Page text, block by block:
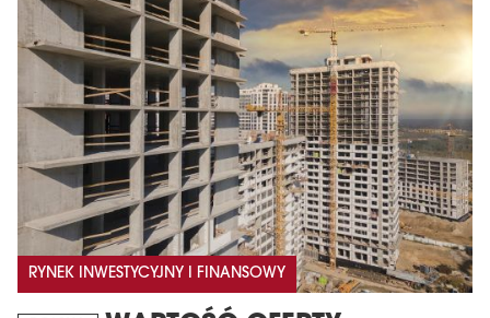
RYNEK INWESTYCYJNY I FINANSOWY